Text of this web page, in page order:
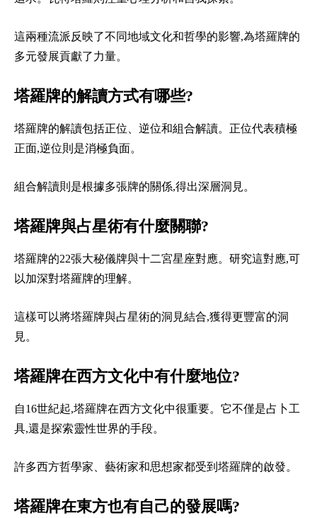
這兩種流派反映了不同地域文化和哲學的影響,為塔羅牌的
多元發展貢獻了力量。
塔羅牌的解讀方式有哪些?
塔羅牌的解讀包括正位、逆位和組合解讀。正位代表積極
正面,逆位則是消極負面。
組合解讀則是根據多張牌的關係,得出深層洞見。
塔羅牌與占星術有什麼關聯?
塔羅牌的22張大秘儀牌與十二宮星座對應。研究這對應,可
以加深對塔羅牌的理解。
這樣可以將塔羅牌與占星術的洞見結合,獲得更豐富的洞
見。
塔羅牌在西方文化中有什麼地位?
自16世紀起,塔羅牌在西方文化中很重要。它不僅是占卜工
具,還是探索靈性世界的手段。
許多西方哲學家、藝術家和思想家都受到塔羅牌的啟發。
塔羅牌在東方也有自己的發展嗎?